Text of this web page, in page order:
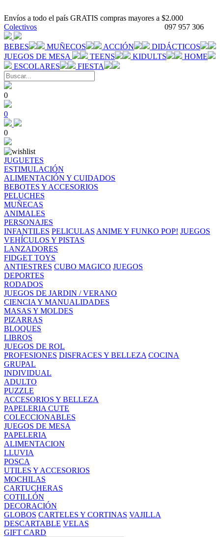
Envíos a todo el país GRATIS compras mayores a $2.000
097 957 306
Colectivos
BEBES MUÑECOS ACCIÓN
DIDÁCTICOS
JUEGOS DE MESA
TEENS KIDULTS
HOME
ESCOLARES
FIESTA
0
0
0
JUGUETES
ESTIMULACIÓN
ALIMENTACIÓN Y CUIDADOS
BEBOTES Y ACCESORIOS
PELUCHES
MUÑECAS
ANIMALES
PERSONAJES
INFANTILES PELICULAS ANIME Y FUNKO POP! JUEGOS
VEHÍCULOS Y PISTAS
LANZADORES
FIDGET TOYS
ANTIESTRES CUBO MAGICO JUEGOS
DEPORTES
RODADOS
JUEGOS DE JARDIN / VERANO
CIENCIA Y MANUALIDADES
MASAS Y MOLDES
PIZARRAS
BLOQUES
LIBROS
JUEGOS DE ROL
PROFESIONES DISFRACES Y BELLEZA COCINA
GRUPAL
INDIVIDUAL
ADULTO
PUZZLE
ACCESORIOS Y BELLEZA
PAPELERIA CUTE
COLECCIONABLES
JUEGOS DE MESA
PAPELERIA
ALIMENTACION
LLUVIA
POSCA
UTILES Y ACCESORIOS
MOCHILAS
CARTUCHERAS
COTILLÓN
DECORACIÓN
GLOBOS CARTELES Y CORTINAS VAJILLA
DESCARTABLE VELAS
GIFT CARD